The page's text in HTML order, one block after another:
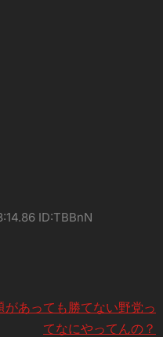
ID:TBBnN
があっても勝てない野党っ
てなにやってんの？